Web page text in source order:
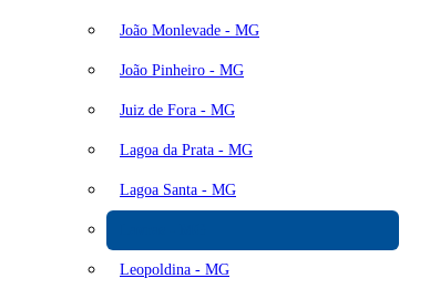
João Monlevade - MG
João Pinheiro - MG
Juiz de Fora - MG
Lagoa da Prata - MG
Lagoa Santa - MG
Leopoldina - MG